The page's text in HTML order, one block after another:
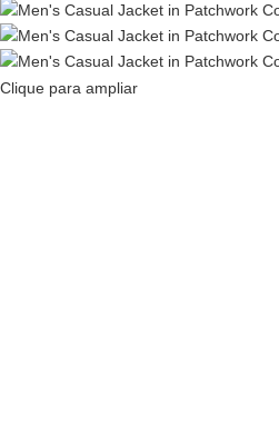
Русский
Clique para ampliar